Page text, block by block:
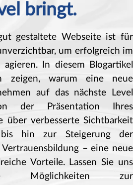
bringt.
gestaltete Webseite ist für
um erfolgreich im
In diesem Blogartikel
zeigen, warum eine neue
auf das nächste Level
der Präsentation Ihres
über verbesserte Sichtbarkeit
bis hin zur Steigerung der
– eine neue
Vorteile. Lassen Sie uns
Möglichkeiten zur